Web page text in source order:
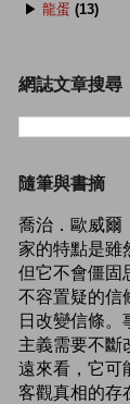
▶ 龍蛋 (13)
網誌文章搜尋
隨筆與書摘
喬治．歐威爾
家的特點是雖
但它不會僵固
不容置疑的信
日改變信條。
主義需要不斷
遠來看，它可
客觀真相的存